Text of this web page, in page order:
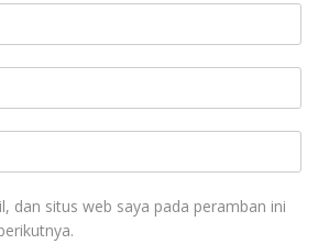
dan situs web saya pada peramban ini